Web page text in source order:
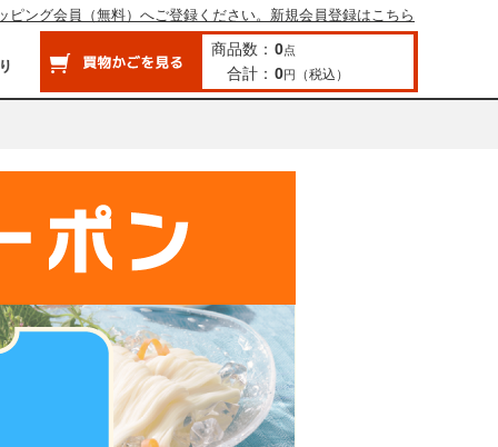
ピング会員（無料）へご登録ください。新規会員登録はこちら
商品数： 0点
合計： 0円 （税込）